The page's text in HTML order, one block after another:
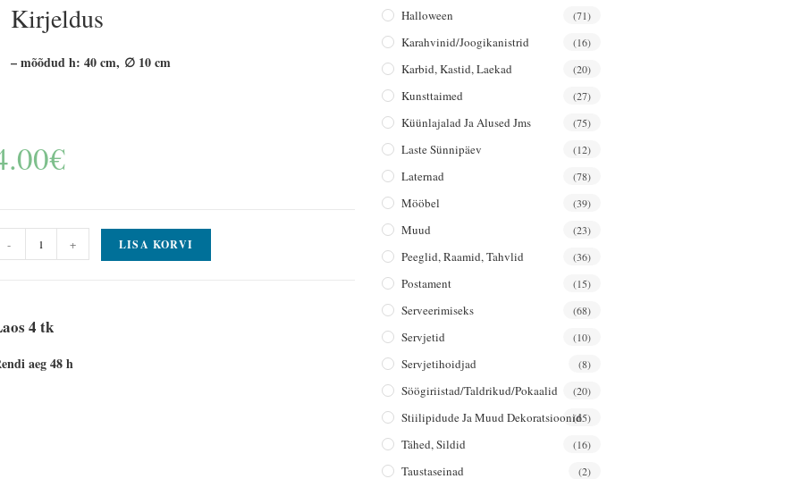
Kirjeldus
– mõõdud h: 40 cm, ∅ 10 cm
€
- + LISA KORVI
4 tk
aeg 48 h
Halloween (71)
Karahvinid/joogikanistrid (16)
Karbid, Kastid, Laekad (20)
Kunsttaimed (27)
Küünlajalad Ja Alused Jms (75)
Laste Sünnipäev (12)
Laternad (78)
Mööbel (39)
Muud (23)
Peeglid, Raamid, Tahvlid (36)
Postament (15)
Serveerimiseks (68)
Servjetid (10)
Servjetihoidjad (8)
Söögiriistad/taldrikud/pokaalid (20)
Stiilipidude Ja Muud Dekoratsioonid(65)
Tähed, Sildid (16)
Taustaseinad (2)